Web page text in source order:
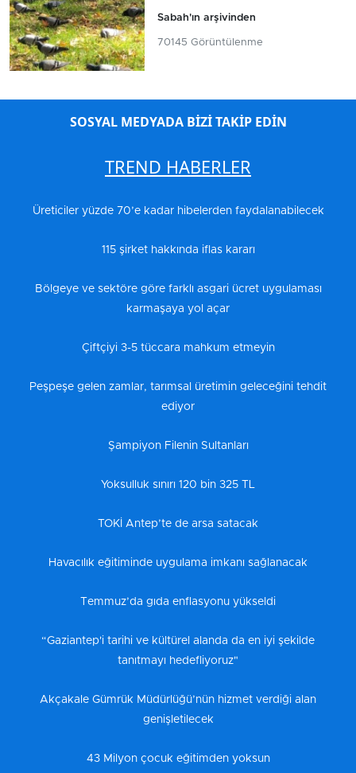
Sabah'ın arşivinden
70145 Görüntülenme
SOSYAL MEDYADA BİZİ TAKİP EDİN
TREND HABERLER
Üreticiler yüzde 70’e kadar hibelerden faydalanabilecek
115 şirket hakkında iflas kararı
Bölgeye ve sektöre göre farklı asgari ücret uygulaması
karmaşaya yol açar
Çiftçiyi 3-5 tüccara mahkum etmeyin
Peşpeşe gelen zamlar, tarımsal üretimin geleceğini tehdit
ediyor
Şampiyon Filenin Sultanları
Yoksulluk sınırı 120 bin 325 TL
TOKİ Antep’te de arsa satacak
Havacılık eğitiminde uygulama imkanı sağlanacak
Temmuz’da gıda enflasyonu yükseldi
“Gaziantep'i tarihi ve kültürel alanda da en iyi şekilde
tanıtmayı hedefliyoruz"
Akçakale Gümrük Müdürlüğü’nün hizmet verdiği alan
genişletilecek
43 Milyon çocuk eğitimden yoksun